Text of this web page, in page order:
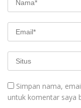
Simpan nama,
untuk komentar saya